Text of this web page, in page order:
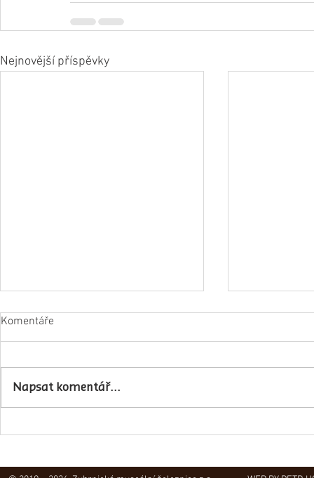
Nejnovější příspěvky
Komentáře
Napsat komentář...